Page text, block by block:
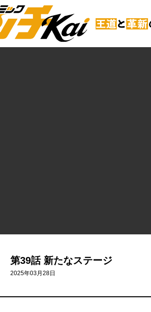
第39話 新たなステージ
2025年03月28日